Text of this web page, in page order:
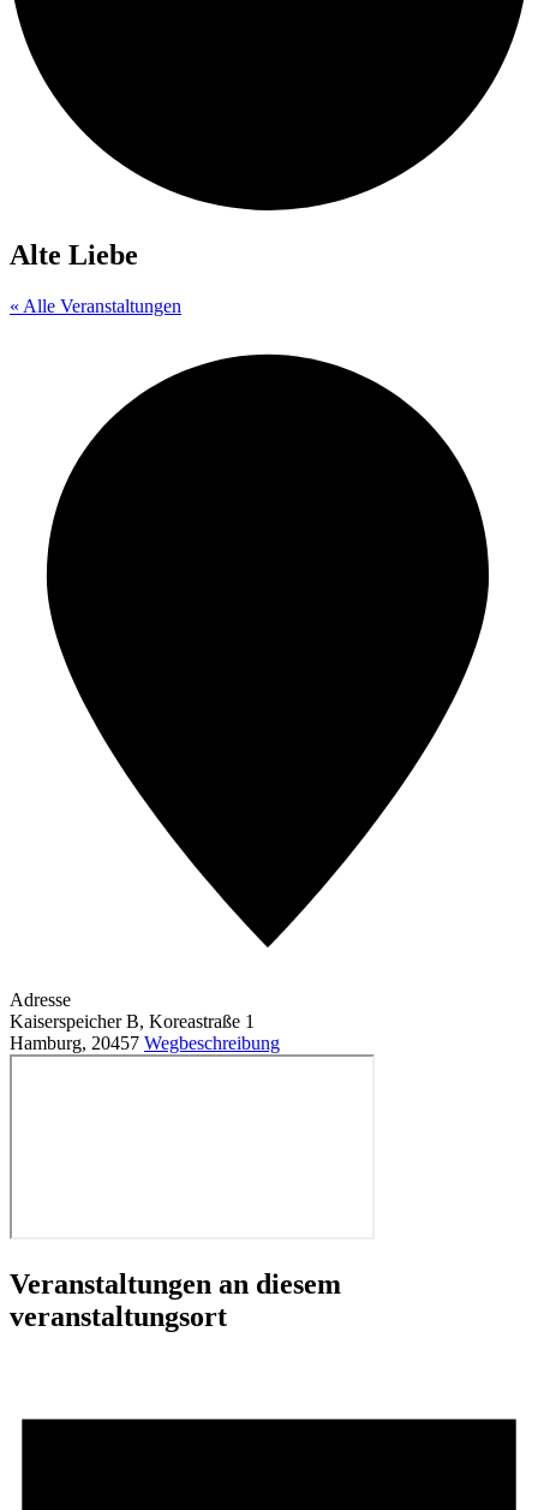
Alte Liebe
« Alle Veranstaltungen
Adresse
Kaiserspeicher B, Koreastraße 1
Hamburg, 20457 Wegbeschreibung
Veranstaltungen an diesem
veranstaltungsort